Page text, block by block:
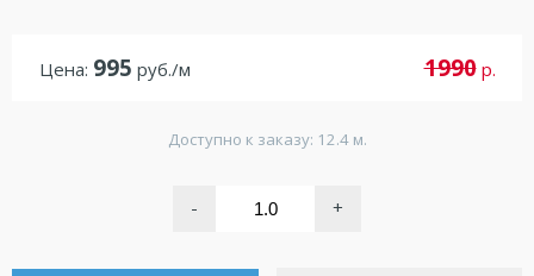
Цена: 995 руб./м 1990р.
Доступно к заказу: 12.4 м.
- +